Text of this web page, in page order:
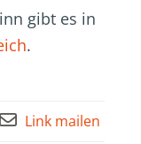
gibt es in
.
Link mailen